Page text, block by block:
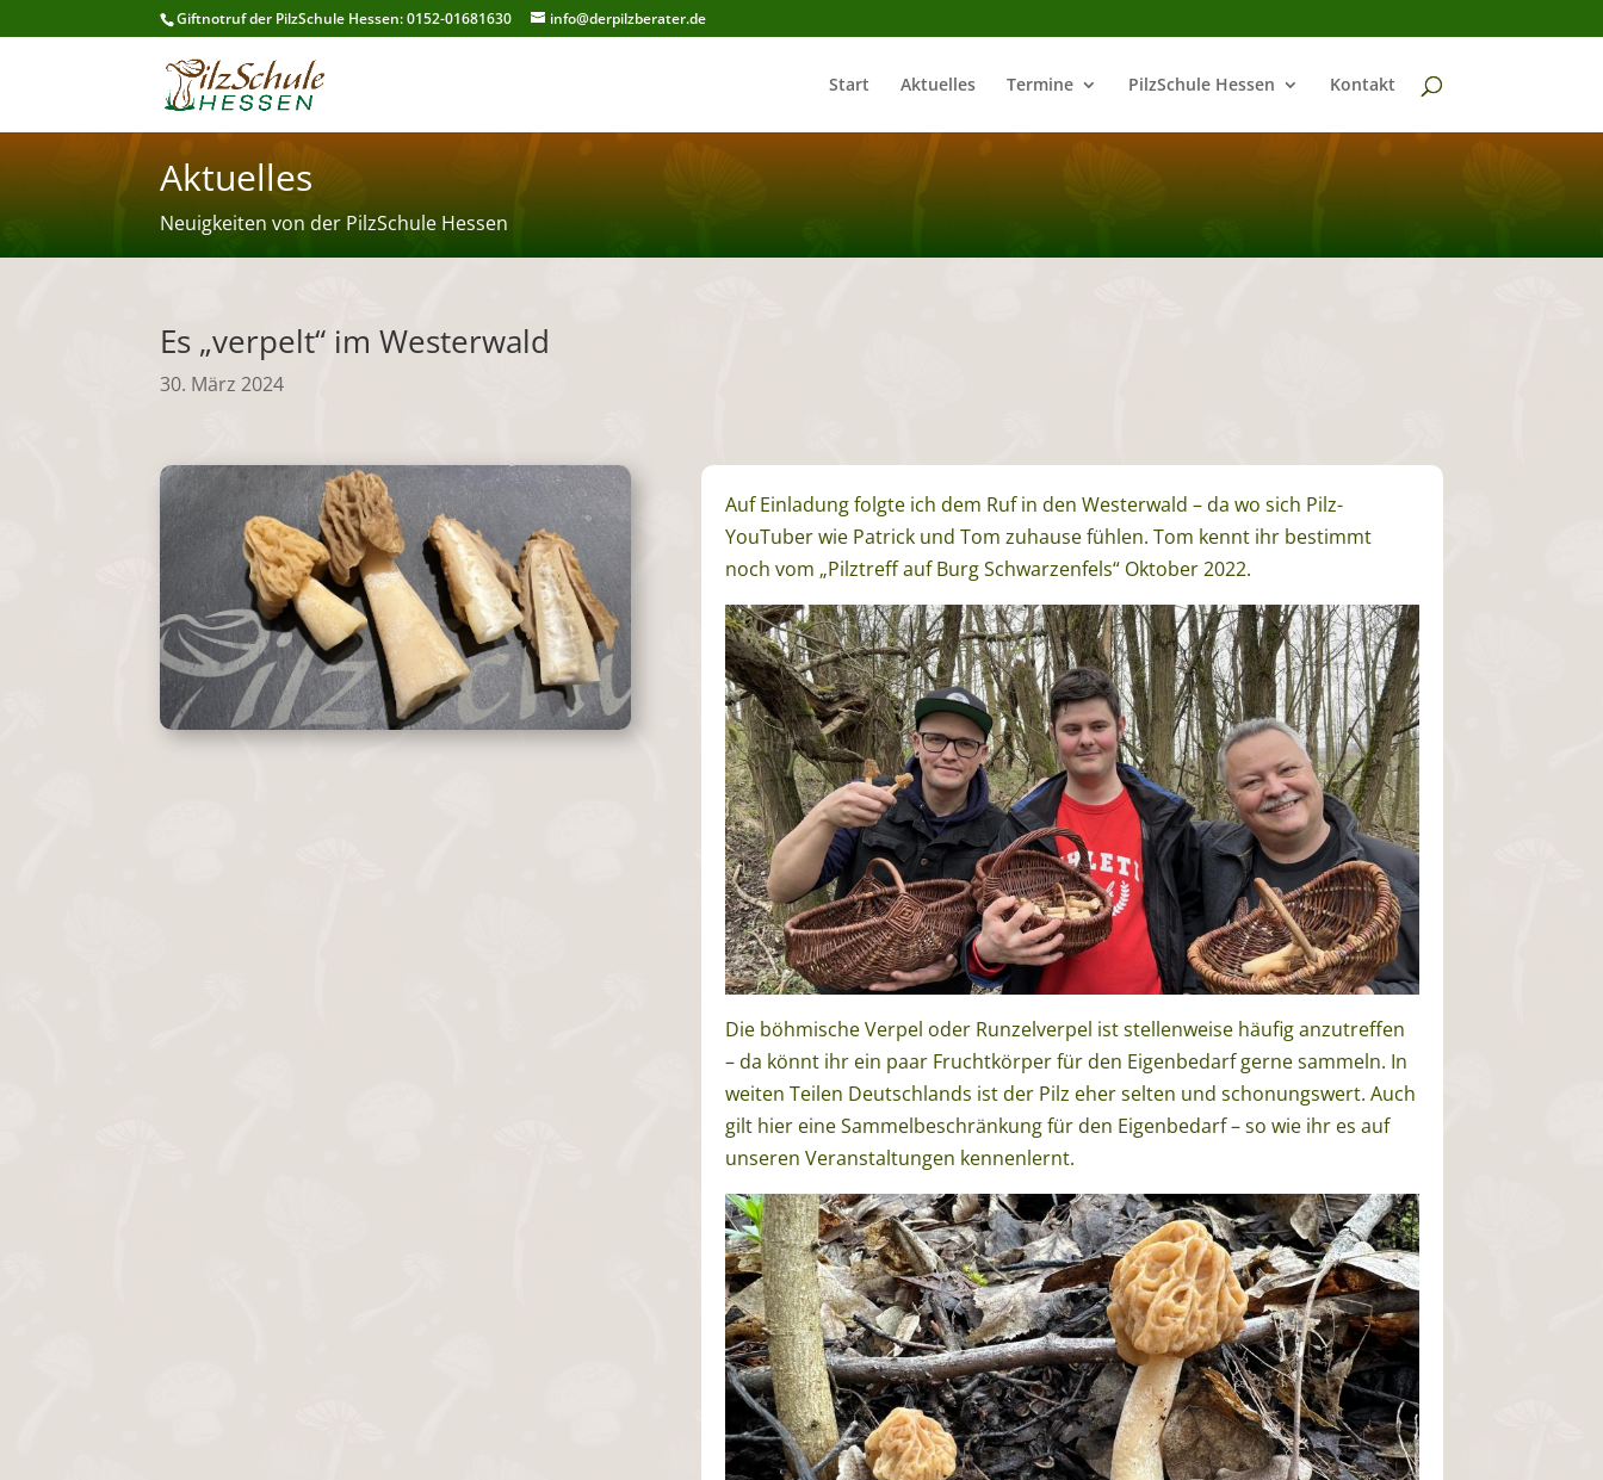
Giftnotruf der PilzSchule Hessen: 0152-01681630 info@derpilzberater.de
Start Aktuelles Termine PilzSchule Hessen Kontakt
Aktuelles
Neuigkeiten von der PilzSchule Hessen
Es „verpelt“ im Westerwald
30. März 2024
Auf Einladung folgte ich dem Ruf in den Westerwald – da wo sich Pilz-
YouTuber wie Patrick und Tom zuhause fühlen. Tom kennt ihr bestimmt
noch vom „Pilztreff auf Burg Schwarzenfels“ Oktober 2022.
Die böhmische Verpel oder Runzelverpel ist stellenweise häufig anzutreffen
– da könnt ihr ein paar Fruchtkörper für den Eigenbedarf gerne sammeln. In
weiten Teilen Deutschlands ist der Pilz eher selten und schonungswert. Auch
gilt hier eine Sammelbeschränkung für den Eigenbedarf – so wie ihr es auf
unseren Veranstaltungen kennenlernt.